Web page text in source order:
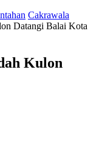
Cakrawala
Datangi Balai Kota
Kulon